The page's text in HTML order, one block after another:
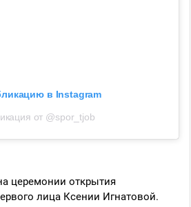
церемонии открытия
лица Ксении Игнатовой.
в Instagram
от @spor_tjob